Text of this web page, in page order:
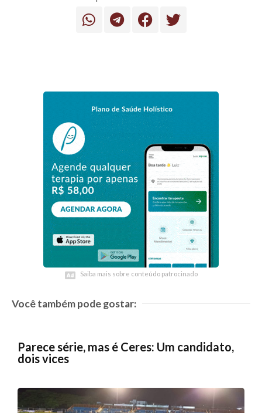
Saiba mais sobre conteúdo patrocinado
Saiba mais sobre conteúdo patrocinado
Você também pode gostar:
Parece série, mas é Ceres: Um candidato,
dois vices